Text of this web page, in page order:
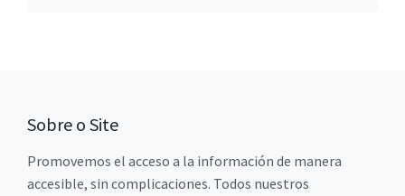
Sobre o Site
Promovemos el acceso a la información de manera
accesible, sin complicaciones. Todos nuestros